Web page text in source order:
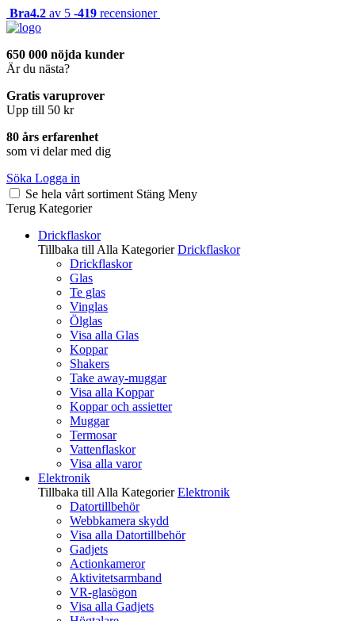
Bra4.2 av 5 -419 recensioner
650 000 nöjda kunder
Är du nästa?
Gratis varuprover
Upp till 50 kr
80 års erfarenhet
som vi delar med dig
Söka Logga in
Se hela vårt sortiment Stäng Meny
Terug Kategorier
Drickflaskor
Tillbaka till Alla Kategorier Drickflaskor
Drickflaskor
Glas
Te glas
Vinglas
Ölglas
Visa alla Glas
Koppar
Shakers
Take away-muggar
Visa alla Koppar
Koppar och assietter
Muggar
Termosar
Vattenflaskor
Visa alla varor
Elektronik
Tillbaka till Alla Kategorier Elektronik
Datortillbehör
Webbkamera skydd
Visa alla Datortillbehör
Gadjets
Actionkameror
Aktivitetsarmband
VR-glasögon
Visa alla Gadjets